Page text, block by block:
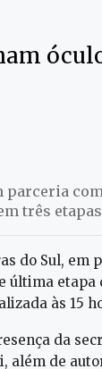
três etapas
do Sul, em
última etapa
às 15
da
além de